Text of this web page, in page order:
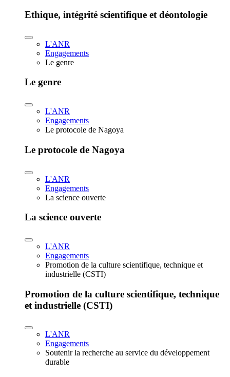
Ethique, intégrité scientifique et déontologie
L'ANR
Engagements
Le genre
Le genre
L'ANR
Engagements
Le protocole de Nagoya
Le protocole de Nagoya
L'ANR
Engagements
La science ouverte
La science ouverte
L'ANR
Engagements
Promotion de la culture scientifique, technique et
industrielle (CSTI)
Promotion de la culture scientifique, technique
et industrielle (CSTI)
L'ANR
Engagements
Soutenir la recherche au service du développement
durable